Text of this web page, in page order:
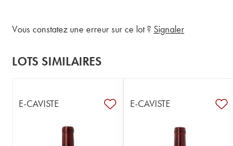
Vous constatez une erreur sur ce lot ? Signaler
LOTS SIMILAIRES
E-CAVISTE E-CAVISTE